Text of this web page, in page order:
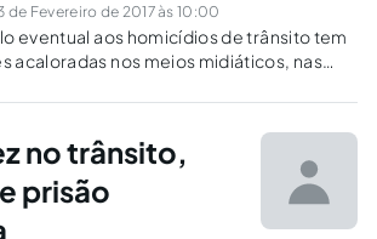
de Fevereiro de 2017 às 10:00
eventual aos homicídios de trânsito tem
acaloradas nos meios midiáticos, nas
no trânsito,
prisão